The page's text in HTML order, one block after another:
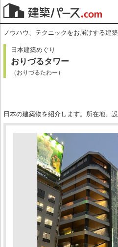
ノウハウ、テクニックをお届けする建
日本建築めぐり
おりづるタワー
（おりづるたわー）
日本の建築物を紹介します。所在地、